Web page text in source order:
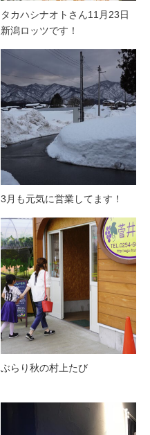
タカハシナオトさん11月23日
新潟ロッツです！
3月も元気に営業してます！
ぶらり秋の村上たび